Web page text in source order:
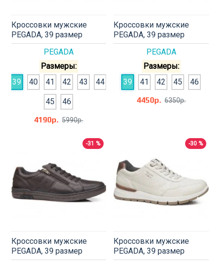
PEGADA
Кроссовки мужские
PEGADA, 39 размер
Размеры:
39
40 41 42 43 44
45
46
4190р. 5990р.
PEGADA
Кроссовки мужские
PEGADA, 39 размер
Размеры:
39
41 42 45
46
4450р. 6350р.
-31 %
Кроссовки мужские
PEGADA, 39 размер
-30 %
Кроссовки мужские
PEGADA, 39 размер